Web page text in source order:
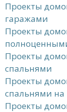
Проекты
гаражами
Проекты
Проекты
спальнями
Проекты
спальнями на
Проекты